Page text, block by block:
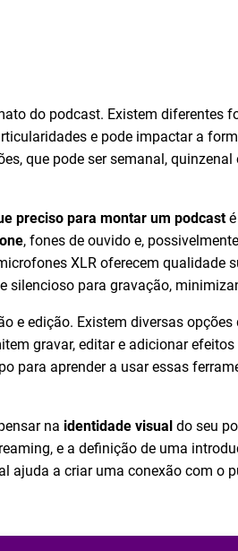
do podcast. Existem diferentes
e pode impactar a
que pode ser semanal,
preciso para montar um podcasté
, fones de ouvido e,
XLR oferecem qualidade
para gravação,
e edição. Existem diversas
gravar, editar e adicionar
para aprender a usar essas
na identidade visual do seu
e a definição de uma
ajuda a criar uma conexão com o